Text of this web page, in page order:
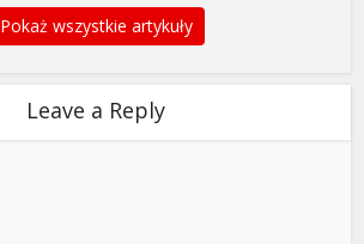
Pokaż wszystkie artykuły
Leave a Reply